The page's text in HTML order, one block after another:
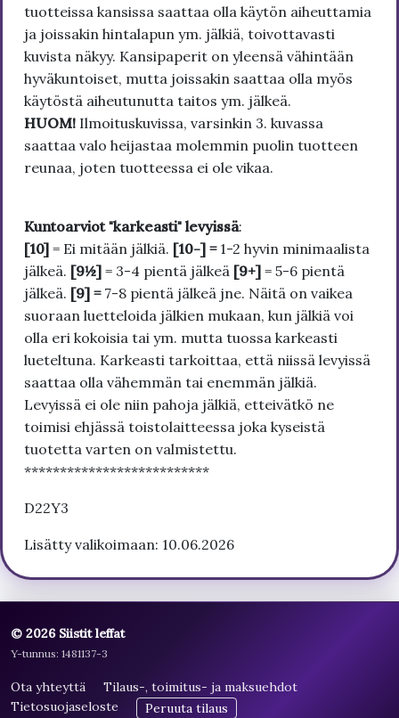
tuotteissa kansissa saattaa olla käytön aiheuttamia
ja joissakin hintalapun ym. jälkiä, toivottavasti
kuvista näkyy. Kansipaperit on yleensä vähintään
hyväkuntoiset, mutta joissakin saattaa olla myös
käytöstä aiheutunutta taitos ym. jälkeä.
HUOM! Ilmoituskuvissa, varsinkin 3. kuvassa
saattaa valo heijastaa molemmin puolin tuotteen
reunaa, joten tuotteessa ei ole vikaa.
Kuntoarviot "karkeasti" levyissä:
[10] = Ei mitään jälkiä. [10-] = 1-2 hyvin minimaalista
jälkeä. [9½] = 3-4 pientä jälkeä [9+] = 5-6 pientä
jälkeä. [9] = 7-8 pientä jälkeä jne. Näitä on vaikea
suoraan luetteloida jälkien mukaan, kun jälkiä voi
olla eri kokoisia tai ym. mutta tuossa karkeasti
lueteltuna. Karkeasti tarkoittaa, että niissä levyissä
saattaa olla vähemmän tai enemmän jälkiä.
Levyissä ei ole niin pahoja jälkiä, etteivätkö ne
toimisi ehjässä toistolaitteessa joka kyseistä
tuotetta varten on valmistettu.
**************************
D22Y3
Lisätty valikoimaan: 10.06.2026
© 2026 Siistit leffat
Y-tunnus: 1481137-3
Ota yhteyttä
Tilaus-, toimitus- ja maksuehdot
Tietosuojaseloste
Peruuta tilaus